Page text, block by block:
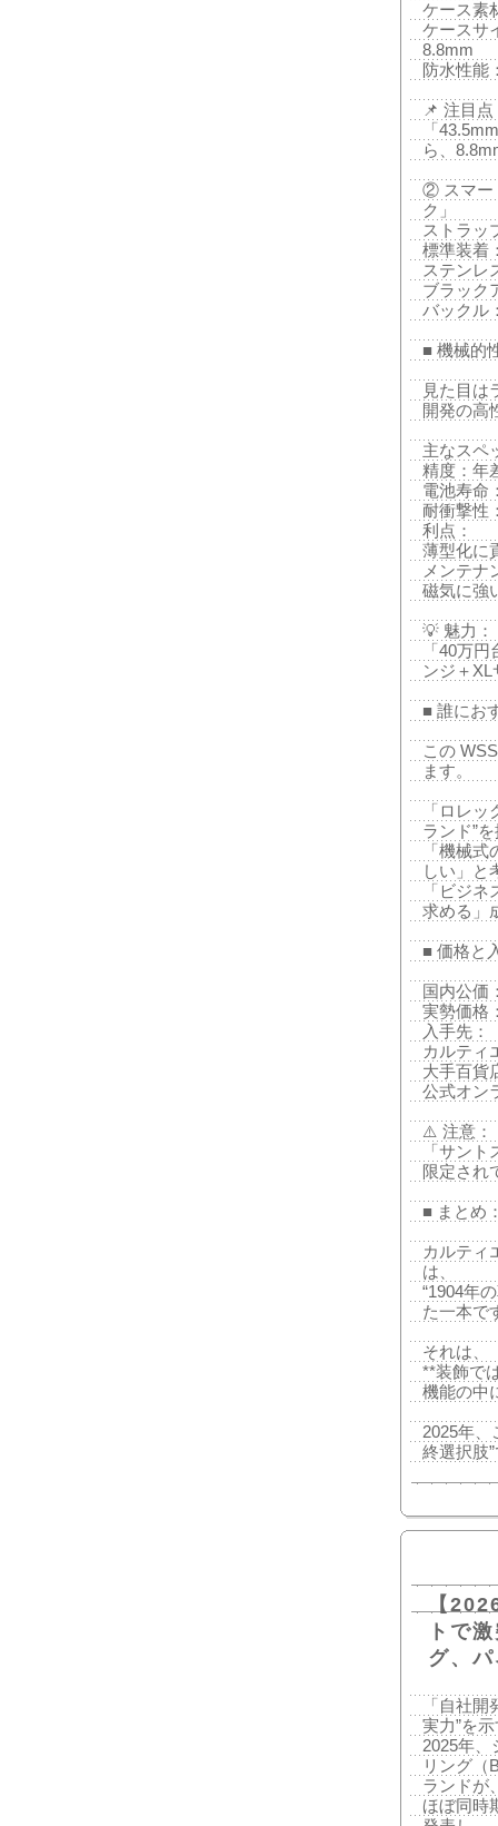
ケース素
ケースサ
8.8mm
防水性能
📌 注目点
「
ら、
② スマー
ク」
ストラッ
標準装着
ステンレ
ブラック
バックル
■ 機械的
見た目は
開発の高
主なスペ
精度：年
電池寿命
耐衝撃性
利点：
薄型化に
メンテナ
磁気に強
💡 魅力：
「40万
ンジ＋XL
■ 誰にお
この
ます。
「ロレ
ランド”
「機械
しい」と
「ビジ
求める」
■ 価格と
国内公価
実勢価格
入手先：
カルティ
大手百貨
公式オン
⚠️ 注意：
「サン
限定され
■ まとめ
カルティ
は、
“1904年
た一本で
それは、
**装飾で
機能の中
2025年、
終選択肢
【
トで
グ、
「自社
実力”を
2025年、
リング（
ランドが
ほぼ同時